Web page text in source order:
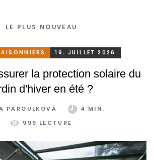
LE PLUS NOUVEAU
19. JUILLET 2026
la protection solaire du
d'hiver en été ?
PAROULKOVÁ
4 MIN.
999 LECTURE